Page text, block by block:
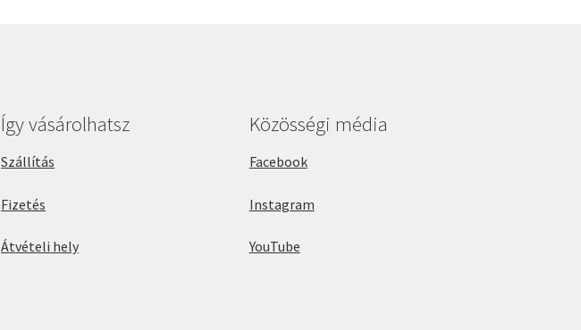
Így vásárolhatsz
Szállítás
Fizetés
Átvételi hely
Közösségi média
Facebook
Instagram
YouTube